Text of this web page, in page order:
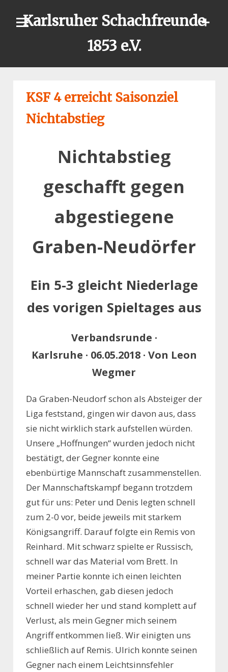
Karlsruher Schachfreunde
1853 e.V.
KSF 4 erreicht Saisonziel
Nichtabstieg
Nichtabstieg
geschafft gegen
abgestiegene
Graben-Neudörfer
Ein 5-3 gleicht Niederlage
des vorigen Spieltages aus
Verbandsrunde ·
Karlsruhe · 06.05.2018 · Von Leon
Wegmer
Da Graben-Neudorf schon als Absteiger der
Liga feststand, gingen wir davon aus, dass
sie nicht wirklich stark aufstellen würden.
Unsere „Hoffnungen“ wurden jedoch nicht
bestätigt, der Gegner konnte eine
ebenbürtige Mannschaft zusammenstellen.
Der Mannschaftskampf begann trotzdem
gut für uns: Peter und Denis legten schnell
zum 2-0 vor, beide jeweils mit starkem
Königsangriff. Darauf folgte ein Remis von
Reinhard. Mit schwarz spielte er Russisch,
schnell war das Material vom Brett. In
meiner Partie konnte ich einen leichten
Vorteil erhaschen, gab diesen jedoch
schnell wieder her und stand komplett auf
Verlust, als mein Gegner mich seinem
Angriff entkommen ließ. Wir einigten uns
schließlich auf Remis. Ulrich konnte seinen
Gegner nach einem Leichtsinnsfehler